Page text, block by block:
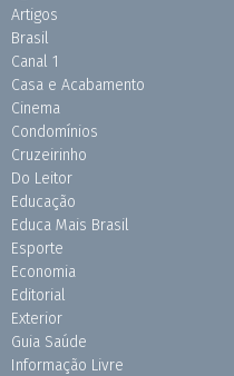
Artigos
Brasil
Canal 1
Casa e Acabamento
Cinema
Condomínios
Cruzeirinho
Do Leitor
Educação
Educa Mais Brasil
Esporte
Economia
Editorial
Exterior
Guia Saúde
Informação Livre